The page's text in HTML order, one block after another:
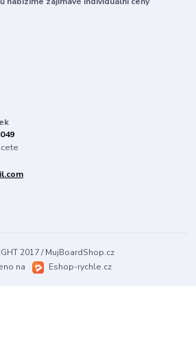
2017 / MujBoardShop.cz
na
Eshop-rychle.cz